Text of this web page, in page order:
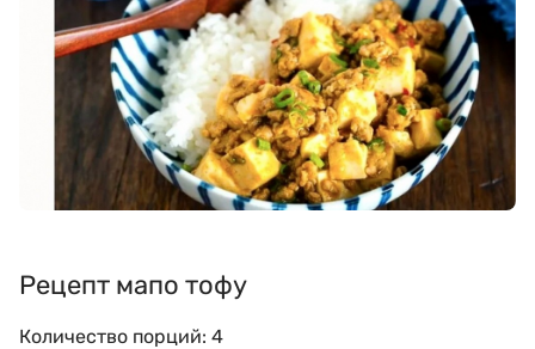
Рецепт мапо тофу
Количество порций: 4